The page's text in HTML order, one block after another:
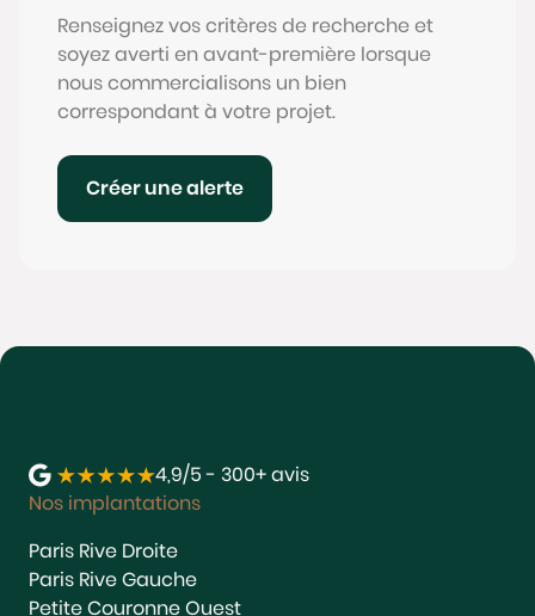
Renseignez vos critères de recherche et
soyez averti en avant-première lorsque
nous commercialisons un bien
correspondant à votre projet.
Créer une alerte
4,9/5 - 300+ avis
Nos implantations
Paris Rive Droite
Paris Rive Gauche
Petite Couronne Ouest